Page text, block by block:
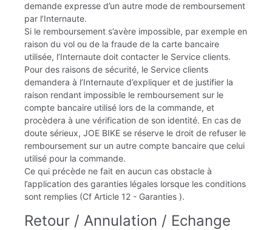
demande expresse d’un autre mode de remboursement
par l’Internaute.
Si le remboursement s’avère impossible, par exemple en
raison du vol ou de la fraude de la carte bancaire
utilisée, l’Internaute doit contacter le Service clients.
Pour des raisons de sécurité, le Service clients
demandera à l’Internaute d’expliquer et de justifier la
raison rendant impossible le remboursement sur le
compte bancaire utilisé lors de la commande, et
procèdera à une vérification de son identité. En cas de
doute sérieux, JOE BIKE se réserve le droit de refuser le
remboursement sur un autre compte bancaire que celui
utilisé pour la commande.
Ce qui précède ne fait en aucun cas obstacle à
l’application des garanties légales lorsque les conditions
sont remplies (Cf Article 12 - Garanties ).
Retour / Annulation / Echange